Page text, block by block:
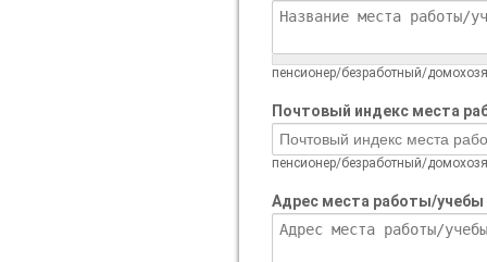
пенсионер/безработный/
Почтовый индекс места
пенсионер/безработный/
Адрес места работы/учебы